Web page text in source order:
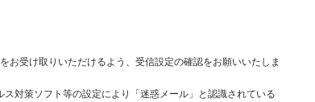
お受け取りいただけるよう、受信設定の確認をお願いいたしま
対策ソフト等の設定により「迷惑メール」と認識されている